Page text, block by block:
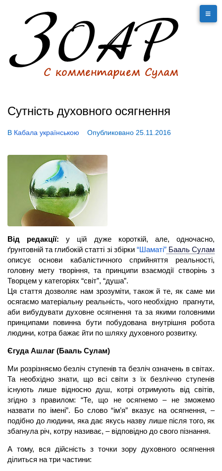
Сутність духовного осягнення
В Кабала українською Опубликовано 25.11.2016
Від редакції: у цій дуже короткій, але, одночасно,
ґрунтовній та глибокій статті зі збірки “Шаматі”Бааль Сулам
описує основи кабалістичного сприйняття реальності,
головну мету творіння, та принципи взаємодії створінь з
Творцем у категоріях “світ”, “душа”.
Ця стаття дозволяє нам зрозуміти, також й те, як саме ми
осягаємо матеріальну реальність, чого необхідно прагнути,
аби вибудувати духовне осягнення та за якими головними
принципами повинна бути побудована внутрішня робота
людини, котра бажає йти по шляху духовного розвитку.
Єгуда Ашлаг (Бааль Сулам)
Ми розрізняємо безліч ступенів та безліч означень в світах.
Та необхідно знати, що всі світи з їх безліччю ступенів
існують лише відносно душ, котрі отримують від світів,
згідно з правилом: “Те, що не осягнемо – не зможемо
назвати по імені”. Бо слово “ім’я” вказує на осягнення, –
подібно до людини, яка дає якусь назву лише після того, як
збагнула річ, котру називає, – відповідно до свого пізнання.
А тому, вся дійсність з точки зору духовного осягнення
ділиться на три частини: